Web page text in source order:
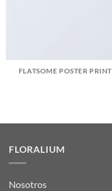
FLATSOME POSTER PRINT
FLORALIUM
Nosotros